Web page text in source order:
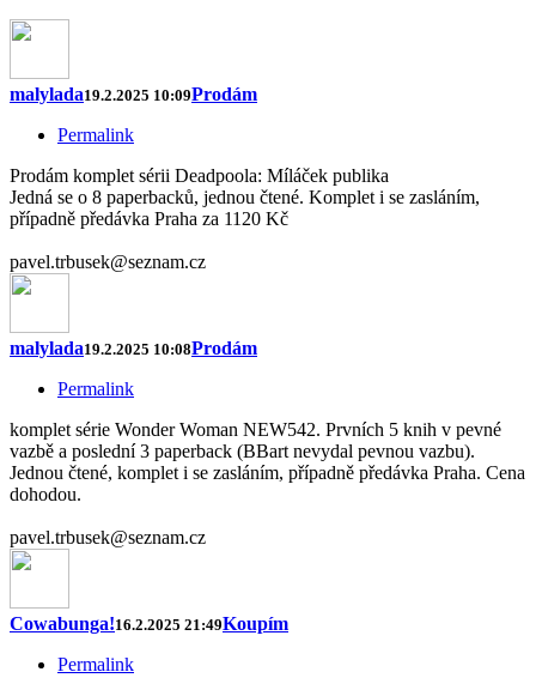
malylada19.2.2025 10:09Prodám
Permalink
Prodám komplet sérii Deadpoola: Míláček publika
Jedná se o 8 paperbacků, jednou čtené. Komplet i se zasláním,
případně předávka Praha za 1120 Kč
pavel.trbusek@seznam.cz
malylada19.2.2025 10:08Prodám
Permalink
komplet série Wonder Woman NEW542. Prvních 5 knih v pevné
vazbě a poslední 3 paperback (BBart nevydal pevnou vazbu).
Jednou čtené, komplet i se zasláním, případně předávka Praha. Cena
dohodou.
pavel.trbusek@seznam.cz
Cowabunga!16.2.2025 21:49Koupím
Permalink